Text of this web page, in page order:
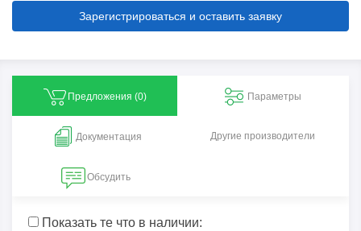
Зарегистрироваться и оставить заявку
Предложения (0) Параметры
Документация Другие производители
Обсудить
Показать те что в наличии: